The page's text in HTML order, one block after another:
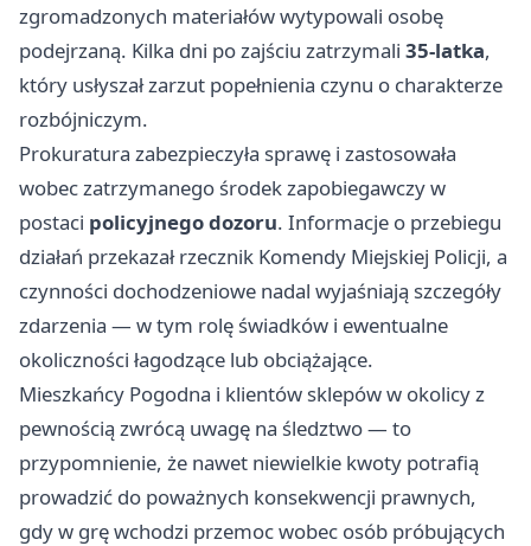
zgromadzonych materiałów wytypowali osobę
podejrzaną. Kilka dni po zajściu zatrzymali 35-latka,
który usłyszał zarzut popełnienia czynu o charakterze
rozbójniczym.
Prokuratura zabezpieczyła sprawę i zastosowała
wobec zatrzymanego środek zapobiegawczy w
postaci policyjnego dozoru. Informacje o przebiegu
działań przekazał rzecznik Komendy Miejskiej Policji, a
czynności dochodzeniowe nadal wyjaśniają szczegóły
zdarzenia — w tym rolę świadków i ewentualne
okoliczności łagodzące lub obciążające.
Mieszkańcy Pogodna i klientów sklepów w okolicy z
pewnością zwrócą uwagę na śledztwo — to
przypomnienie, że nawet niewielkie kwoty potrafią
prowadzić do poważnych konsekwencji prawnych,
gdy w grę wchodzi przemoc wobec osób próbujących